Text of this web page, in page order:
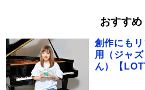
おすすめ
創作にも
用（ジャ
ん）【